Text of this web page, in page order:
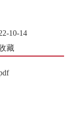
10-14
藏